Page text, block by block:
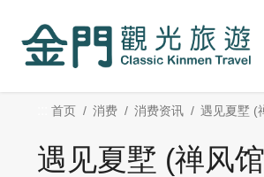
内
首页 消费 消费资讯 遇见夏墅 (
遇见夏墅 (禅风